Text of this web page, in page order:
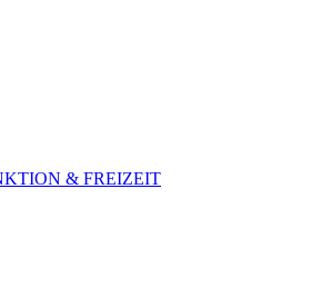
& FREIZEIT